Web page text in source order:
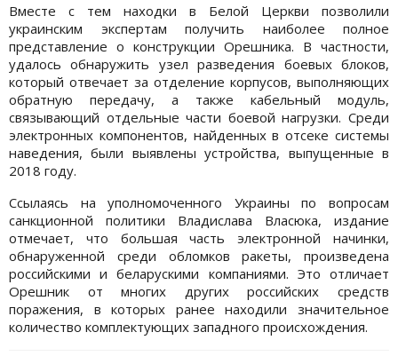
Вместе с тем находки в Белой Церкви позволили
украинским экспертам получить наиболее полное
представление о конструкции Орешника. В частности,
удалось обнаружить узел разведения боевых блоков,
который отвечает за отделение корпусов, выполняющих
обратную передачу, а также кабельный модуль,
связывающий отдельные части боевой нагрузки. Среди
электронных компонентов, найденных в отсеке системы
наведения, были выявлены устройства, выпущенные в
2018 году.
Ссылаясь на уполномоченного Украины по вопросам
санкционной политики Владислава Власюка, издание
отмечает, что большая часть электронной начинки,
обнаруженной среди обломков ракеты, произведена
российскими и беларускими компаниями. Это отличает
Орешник от многих других российских средств
поражения, в которых ранее находили значительное
количество комплектующих западного происхождения.